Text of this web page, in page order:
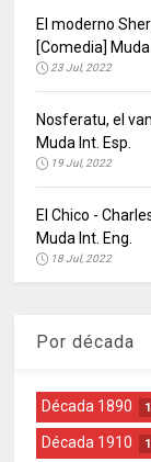
El moderno
[Comedia] Muda
23 Jul, 2022
Nosferatu, el
Muda Int. Esp.
19 Jul, 2022
El Chico -
Muda Int. Eng.
18 Jul, 2022
Por década
Década 1890
Década 1910